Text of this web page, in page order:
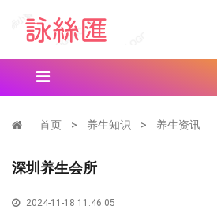
首页 > 养生知识 > 养生资讯
深圳养生会所
2024-11-18 11:46:05